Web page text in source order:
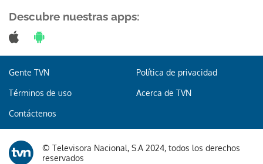
Descubre nuestras apps:
Gente TVN Política de privacidad
Términos de uso Acerca de TVN
Contáctenos
© Televisora Nacional, S.A 2024, todos los derechos
reservados